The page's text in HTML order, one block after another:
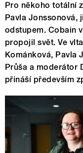
Pro někoho totální
Pavla Jonssonová,
odstupem. Cobain
propojil svět. Ve
Kománková, Pavla
Průša a moderátor
přináší především